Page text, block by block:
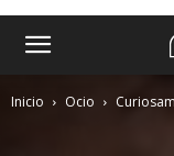
Inicio Ocio